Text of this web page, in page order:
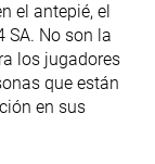
el antepié, el
SA. No son la
los jugadores
que están
en sus